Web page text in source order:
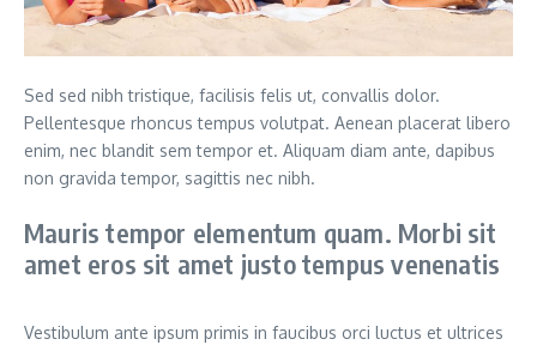
Sed sed nibh tristique, facilisis felis ut, convallis dolor.
Pellentesque rhoncus tempus volutpat. Aenean placerat libero
enim, nec blandit sem tempor et. Aliquam diam ante, dapibus
non gravida tempor, sagittis nec nibh.
Mauris tempor elementum quam. Morbi sit
amet eros sit amet justo tempus venenatis
Vestibulum ante ipsum primis in faucibus orci luctus et ultrices